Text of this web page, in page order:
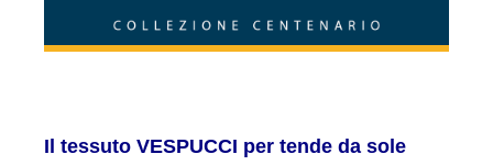
Il tessuto VESPUCCI per tende da sole